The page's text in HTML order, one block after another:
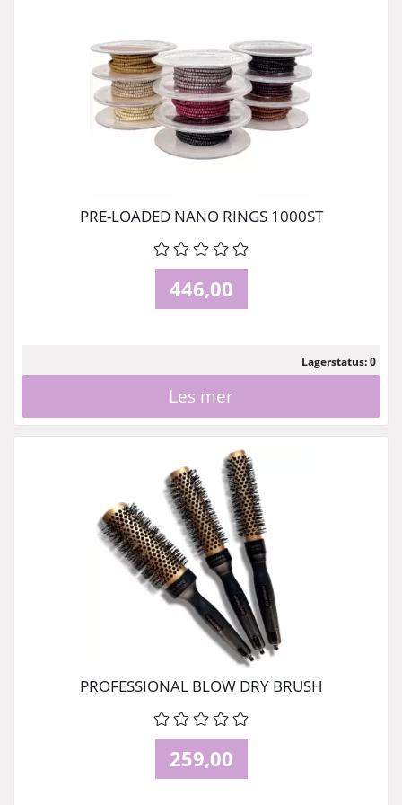
PRE-LOADED NANO RINGS 1000ST
446,00
Lagerstatus: 0
Les mer
PROFESSIONAL BLOW DRY BRUSH
259,00